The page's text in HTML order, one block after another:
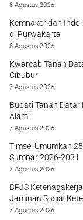
8 Agustus 2026
Kemnaker dan
di Purwakarta
8 Agustus 2026
Kwarcab Tanah
Cibubur
7 Agustus 2026
Bupati Tanah Datar
Alami
7 Agustus 2026
Timsel Umumkan
Sumbar 2026-2031
7 Agustus 2026
BPJS
Jaminan Sosial
7 Agustus 2026